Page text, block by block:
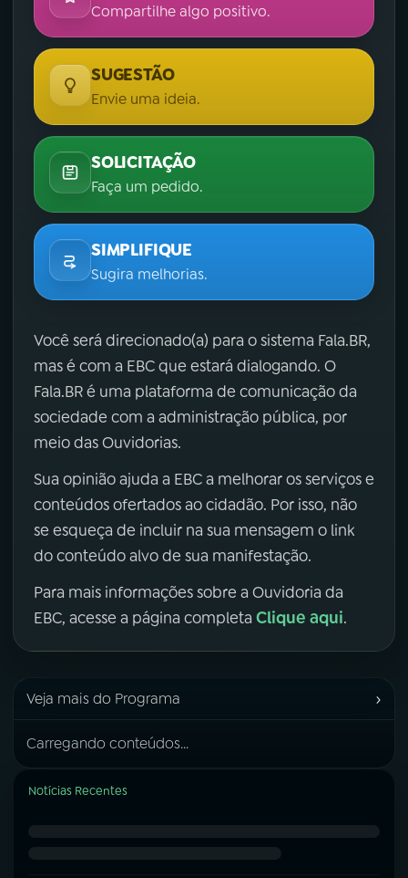
Compartilhe algo positivo.
SUGESTÃO
Envie uma ideia.
SOLICITAÇÃO
Faça um pedido.
SIMPLIFIQUE
Sugira melhorias.
Você será direcionado(a) para o sistema Fala.BR,
mas é com a EBC que estará dialogando. O
Fala.BR é uma plataforma de comunicação da
sociedade com a administração pública, por
meio das Ouvidorias.
Sua opinião ajuda a EBC a melhorar os serviços e
conteúdos ofertados ao cidadão. Por isso, não
se esqueça de incluir na sua mensagem o link
do conteúdo alvo de sua manifestação.
Para mais informações sobre a Ouvidoria da
EBC, acesse a página completa Clique aqui.
Veja mais do Programa ›
Carregando conteúdos...
Notícias Recentes